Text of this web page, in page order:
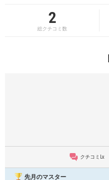
2
総クチコミ数
クチコミLv.
先月のマスター